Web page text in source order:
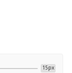
15px